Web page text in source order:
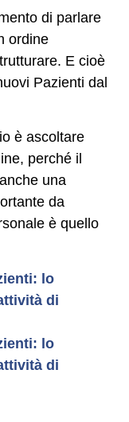
di parlare
ordine
E cioè
Pazienti dal
è ascoltare
perché il
una
da
è quello
lo
di
lo
di